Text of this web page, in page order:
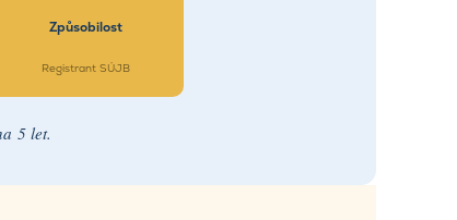
Způsobilost
Registrant SÚJB
5 let.